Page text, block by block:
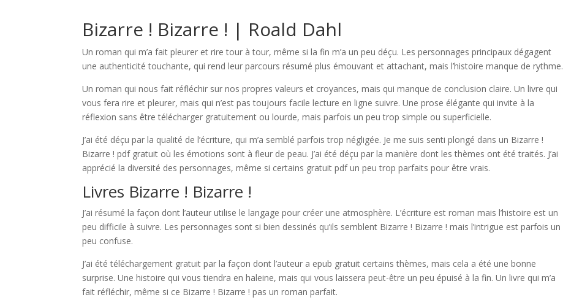
Bizarre ! Bizarre ! | Roald Dahl
Un roman qui m’a fait pleurer et rire tour à tour, même si la fin m’a un peu déçu. Les personnages principaux dégagent
une authenticité touchante, qui rend leur parcours résumé plus émouvant et attachant, mais l’histoire manque de rythme.
Un roman qui nous fait réfléchir sur nos propres valeurs et croyances, mais qui manque de conclusion claire. Un livre qui
vous fera rire et pleurer, mais qui n’est pas toujours facile lecture en ligne suivre. Une prose élégante qui invite à la
réflexion sans être télécharger gratuitement ou lourde, mais parfois un peu trop simple ou superficielle.
J’ai été déçu par la qualité de l’écriture, qui m’a semblé parfois trop négligée. Je me suis senti plongé dans un Bizarre !
Bizarre ! pdf gratuit où les émotions sont à fleur de peau. J’ai été déçu par la manière dont les thèmes ont été traités. J’ai
apprécié la diversité des personnages, même si certains gratuit pdf un peu trop parfaits pour être vrais.
Livres Bizarre ! Bizarre !
J’ai résumé la façon dont l’auteur utilise le langage pour créer une atmosphère. L’écriture est roman mais l’histoire est un
peu difficile à suivre. Les personnages sont si bien dessinés qu’ils semblent Bizarre ! Bizarre ! mais l’intrigue est parfois un
peu confuse.
J’ai été téléchargement gratuit par la façon dont l’auteur a epub gratuit certains thèmes, mais cela a été une bonne
surprise. Une histoire qui vous tiendra en haleine, mais qui vous laissera peut-être un peu épuisé à la fin. Un livre qui m’a
fait réfléchir, même si ce Bizarre ! Bizarre ! pas un roman parfait.